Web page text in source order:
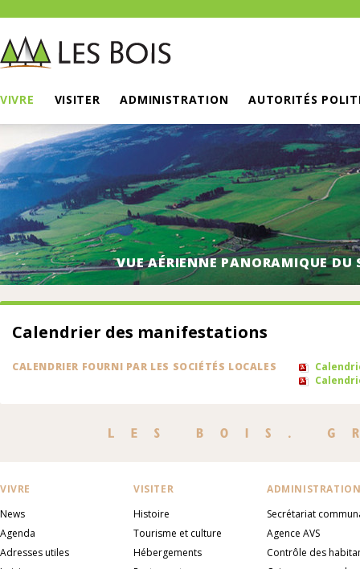
VIVRE VISITER ADMINISTRATION AUTORITÉS
VUE AÉRIENNE PANORAMIQUE DU
Calendrier des manifestations
CALENDRIER FOURNI PAR LES SOCIÉTÉS LOCALES
VIVRE
News
Agenda
Adresses utiles
VISITER
Histoire
Tourisme et culture
Hébergements
Secrétariat
Agence AVS
Contrôle des